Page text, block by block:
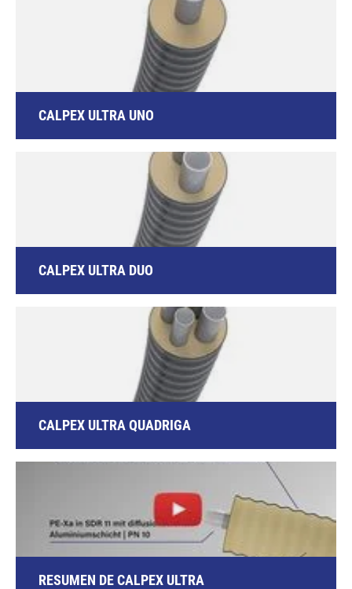
CALPEX ULTRA UNO
CALPEX ULTRA DUO
CALPEX ULTRA QUADRIGA
RESUMEN DE CALPEX ULTRA